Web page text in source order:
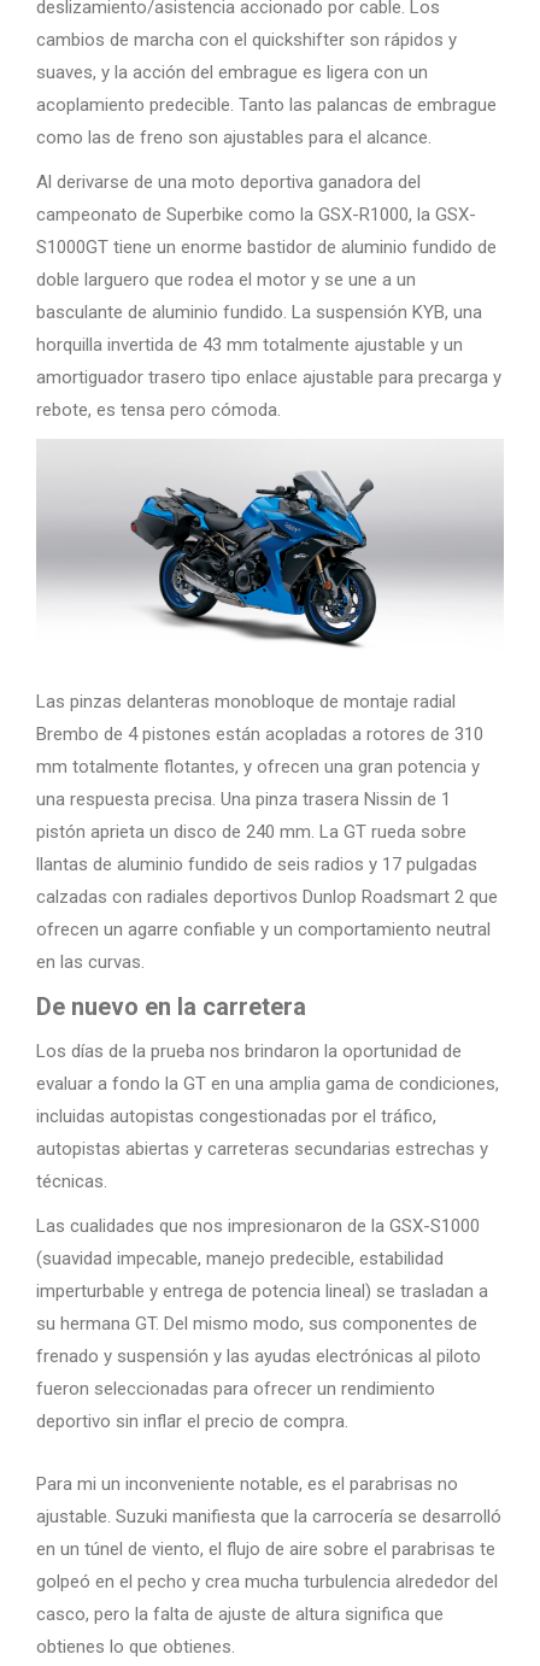
deslizamiento/asistencia accionado por cable. Los
cambios de marcha con el quickshifter son rápidos y
suaves, y la acción del embrague es ligera con un
acoplamiento predecible. Tanto las palancas de embrague
como las de freno son ajustables para el alcance.
Al derivarse de una moto deportiva ganadora del
campeonato de Superbike como la GSX-R1000, la GSX-
S1000GT tiene un enorme bastidor de aluminio fundido de
doble larguero que rodea el motor y se une a un
basculante de aluminio fundido. La suspensión KYB, una
horquilla invertida de 43 mm totalmente ajustable y un
amortiguador trasero tipo enlace ajustable para precarga y
rebote, es tensa pero cómoda.
Las pinzas delanteras monobloque de montaje radial
Brembo de 4 pistones están acopladas a rotores de 310
mm totalmente flotantes, y ofrecen una gran potencia y
una respuesta precisa. Una pinza trasera Nissin de 1
pistón aprieta un disco de 240 mm. La GT rueda sobre
llantas de aluminio fundido de seis radios y 17 pulgadas
calzadas con radiales deportivos Dunlop Roadsmart 2 que
ofrecen un agarre confiable y un comportamiento neutral
en las curvas.
De nuevo en la carretera
Los días de la prueba nos brindaron la oportunidad de
evaluar a fondo la GT en una amplia gama de condiciones,
incluidas autopistas congestionadas por el tráfico,
autopistas abiertas y carreteras secundarias estrechas y
técnicas.
Las cualidades que nos impresionaron de la GSX-S1000
(suavidad impecable, manejo predecible, estabilidad
imperturbable y entrega de potencia lineal) se trasladan a
su hermana GT. Del mismo modo, sus componentes de
frenado y suspensión y las ayudas electrónicas al piloto
fueron seleccionadas para ofrecer un rendimiento
deportivo sin inflar el precio de compra.
Para mi un inconveniente notable, es el parabrisas no
ajustable. Suzuki manifiesta que la carrocería se desarrolló
en un túnel de viento, el flujo de aire sobre el parabrisas te
golpeó en el pecho y crea mucha turbulencia alrededor del
casco, pero la falta de ajuste de altura significa que
obtienes lo que obtienes.